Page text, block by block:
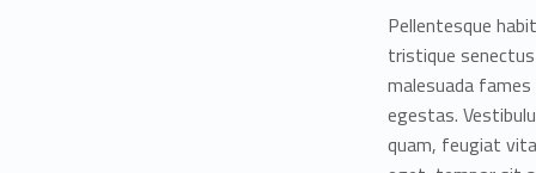
Pellentesque
tristique
malesuada
egestas.
quam, feugiat